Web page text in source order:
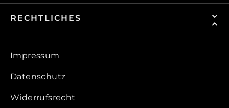
RECHTLICHES
Impressum
Datenschutz
Widerrufsrecht